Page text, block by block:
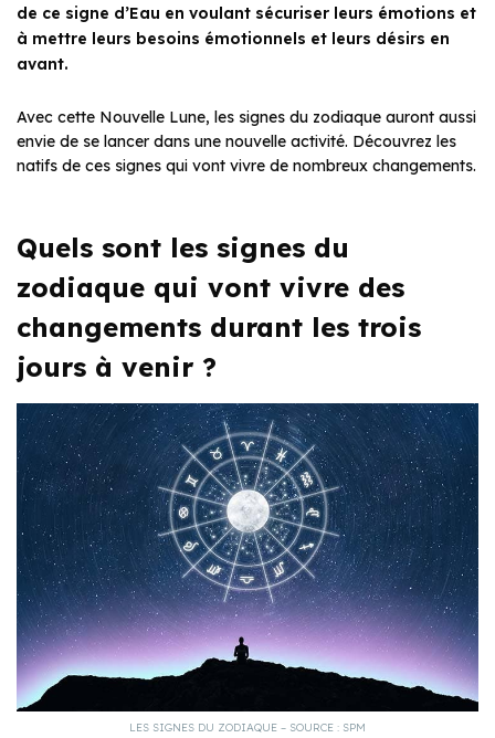
de ce signe d’Eau en voulant sécuriser leurs émotions et
à mettre leurs besoins émotionnels et leurs désirs en
avant.
Avec cette Nouvelle Lune, les signes du zodiaque auront aussi
envie de se lancer dans une nouvelle activité. Découvrez les
natifs de ces signes qui vont vivre de nombreux changements.
Quels sont les signes du
zodiaque qui vont vivre des
changements durant les trois
jours à venir ?
LES SIGNES DU ZODIAQUE – SOURCE : SPM